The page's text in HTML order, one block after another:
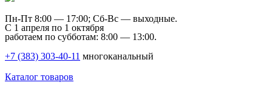
Пн-Пт 8:00 — 17:00; Сб-Вс — выходные.
С 1 апреля по 1 октября
работаем по субботам: 8:00 — 13:00.
+7 (383) 303-40-11 многоканальный
Каталог товаров